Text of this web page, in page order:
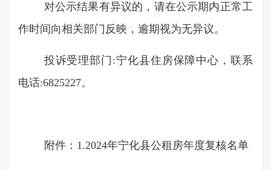
对公示结果有异议的，请在公示期内正常工
作时间向相关部门反映，逾期视为无异议。
投诉受理部门:宁化县住房保障中心，联系
电话:6825227。
附件：1.2024年宁化县公租房年度复核名单